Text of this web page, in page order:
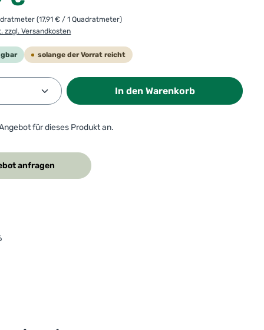
(17,91 € / 1 Quadratmeter)
zzgl. Versandkosten
solange der Vorrat reicht
Gib den gewünschten Wert ein
In den Warenkorb
für dieses Produkt an.
anfragen